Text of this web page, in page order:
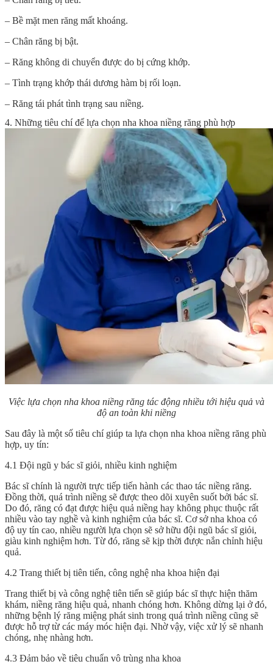
– Bề mặt men răng mất khoáng.
– Chân răng bị bật.
– Răng không di chuyển được do bị cứng khớp.
– Tình trạng khớp thái dương hàm bị rối loạn.
– Răng tái phát tình trạng sau niềng.
4. Những tiêu chí để lựa chọn nha khoa niềng răng phù hợp
Việc lựa chọn nha khoa niềng răng tác động nhiều tới hiệu quả và
độ an toàn khi niềng
Sau đây là một số tiêu chí giúp ta lựa chọn nha khoa niềng răng phù
hợp, uy tín:
4.1 Đội ngũ y bác sĩ giỏi, nhiều kinh nghiệm
Bác sĩ chính là người trực tiếp tiến hành các thao tác niềng răng.
Đồng thời, quá trình niềng sẽ được theo dõi xuyên suốt bởi bác sĩ.
Do đó, răng có đạt được hiệu quả niềng hay không phục thuộc rất
nhiều vào tay nghề và kinh nghiệm của bác sĩ. Cơ sở nha khoa có
độ uy tín cao, nhiều người lựa chọn sẽ sở hữu đội ngũ bác sĩ giỏi,
giàu kinh nghiệm hơn. Từ đó, răng sẽ kịp thời được nắn chỉnh hiệu
quả.
4.2 Trang thiết bị tiên tiến, công nghệ nha khoa hiện đại
Trang thiết bị và công nghệ tiên tiến sẽ giúp bác sĩ thực hiện thăm
khám, niềng răng hiệu quả, nhanh chóng hơn. Không dừng lại ở đó,
những bệnh lý răng miệng phát sinh trong quá trình niềng cũng sẽ
được hỗ trợ từ các máy móc hiện đại. Nhờ vậy, việc xử lý sẽ nhanh
chóng, nhẹ nhàng hơn.
4.3 Đảm bảo về tiêu chuẩn vô trùng nha khoa